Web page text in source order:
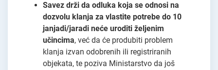
Savez drži da odluka koja se odnosi na
dozvolu klanja za vlastite potrebe do 10
janjadi/jaradi neće uroditi željenim
učincima, već da će produbiti problem
klanja izvan odobrenih ili registriranih
objekata, te poziva Ministarstvo da još